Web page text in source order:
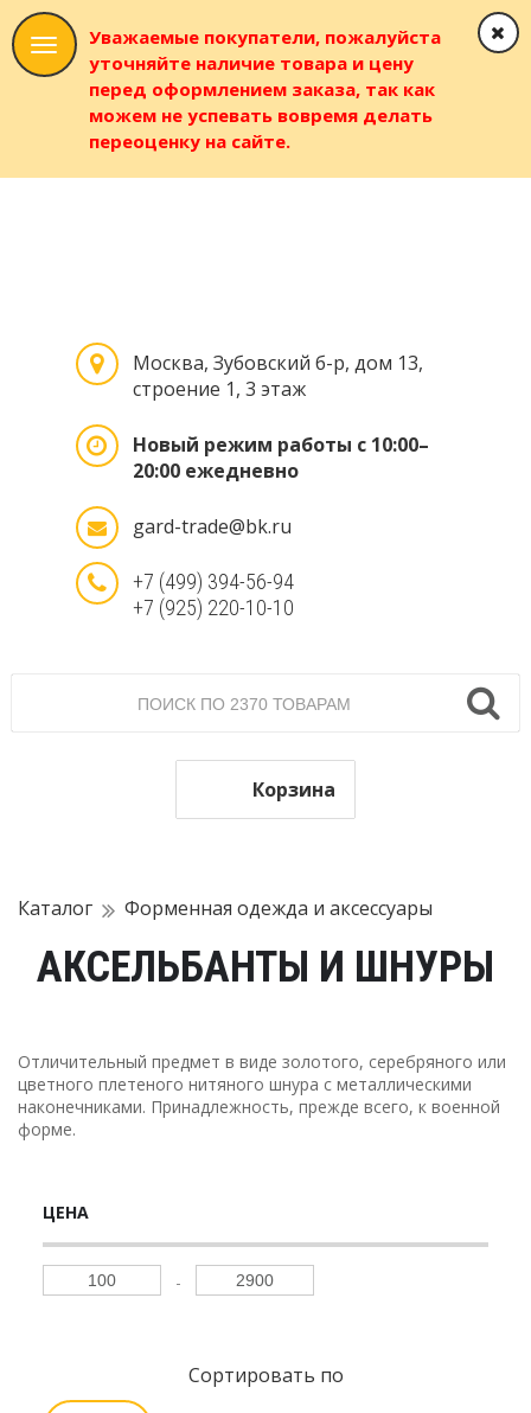
Уважаемые покупатели, пожалуйста
уточняйте наличие товара и цену
перед оформлением заказа, так как
можем не успевать вовремя делать
переоценку на сайте.
Москва, Зубовский б-р, дом 13,
строение 1, 3 этаж
Новый режим работы с 10:00–
20:00 ежедневно
gard-trade@bk.ru
+7 (499) 394-56-94
+7 (925) 220-10-10
Корзина
Каталог Форменная одежда и аксессуары
АКСЕЛЬБАНТЫ И ШНУРЫ
Отличительный предмет в виде золотого, серебряного или
цветного плетеного нитяного шнура с металлическими
наконечниками. Принадлежность, прежде всего, к военной
форме.
ЦЕНА
Сортировать по